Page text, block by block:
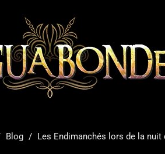
Blog / Les Endimanchés lors de la